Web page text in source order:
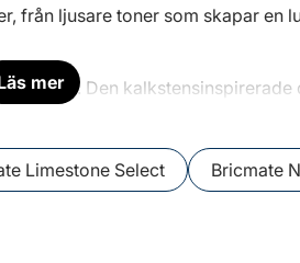
mer
från ljusare toner som skapar
miljöer. Den
Limestone Select Bricmate